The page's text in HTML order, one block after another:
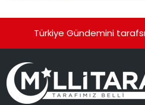
Türkiye Gündemini